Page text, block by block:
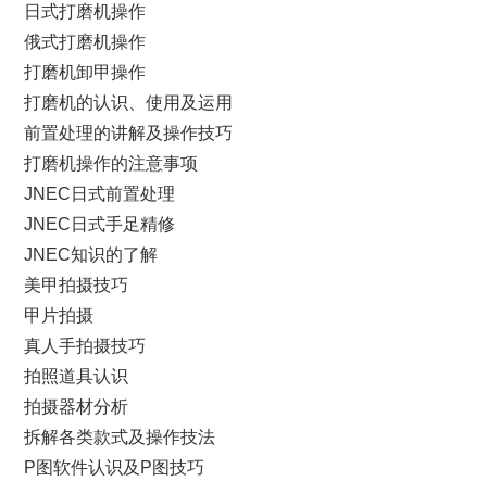
日式打磨机操作
俄式打磨机操作
打磨机卸甲操作
打磨机的认识、使用及运用
前置处理的讲解及操作技巧
打磨机操作的注意事项
JNEC日式前置处理
JNEC日式手足精修
JNEC知识的了解
美甲拍摄技巧
甲片拍摄
真人手拍摄技巧
拍照道具认识
拍摄器材分析
拆解各类款式及操作技法
P图软件认识及P图技巧